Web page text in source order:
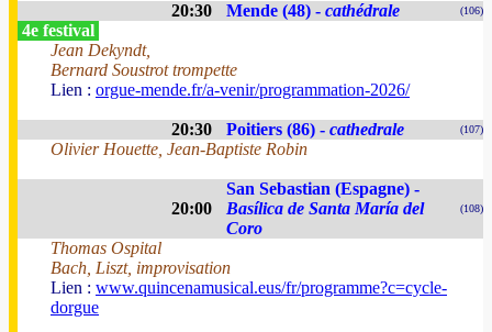
20:30 Mende (48) - cathédrale (106)
4e festival
Jean Dekyndt,
Bernard Soustrot trompette
Lien : orgue-mende.fr/a-venir/programmation-2026/
20:30 Poitiers (86) - cathedrale (107)
Olivier Houette, Jean-Baptiste Robin
20:00
San Sebastian (Espagne) -
Basílica de Santa María del
Coro
(108)
Thomas Ospital
Bach, Liszt, improvisation
Lien : www.quincenamusical.eus/fr/programme?c=cycle-
dorgue